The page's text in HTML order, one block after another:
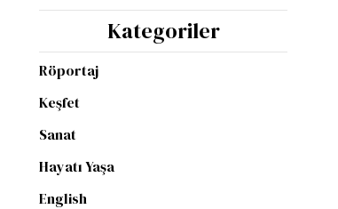
Kategoriler
Röportaj
Keşfet
Sanat
Hayatı Yaşa
English